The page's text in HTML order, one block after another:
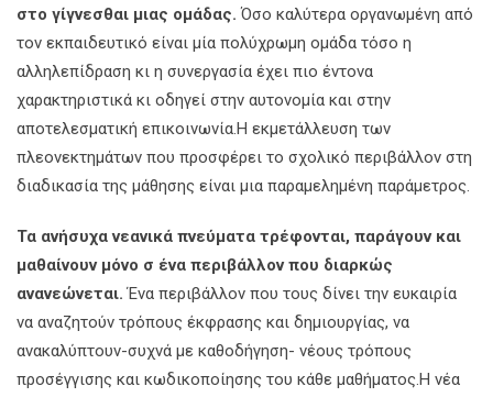
στο γίγνεσθαι μιας ομάδας. Όσο καλύτερα οργανωμένη από
τον εκπαιδευτικό είναι μία πολύχρωμη ομάδα τόσο η
αλληλεπίδραση κι η συνεργασία έχει πιο έντονα
χαρακτηριστικά κι οδηγεί στην αυτονομία και στην
αποτελεσματική επικοινωνία.Η εκμετάλλευση των
πλεονεκτημάτων που προσφέρει το σχολικό περιβάλλον στη
διαδικασία της μάθησης είναι μια παραμελημένη παράμετρος.
Τα ανήσυχα νεανικά πνεύματα τρέφονται, παράγουν και
μαθαίνουν μόνο σ ένα περιβάλλον που διαρκώς
ανανεώνεται. Ένα περιβάλλον που τους δίνει την ευκαιρία
να αναζητούν τρόπους έκφρασης και δημιουργίας, να
ανακαλύπτουν-συχνά με καθοδήγηση- νέους τρόπους
προσέγγισης και κωδικοποίησης του κάθε μαθήματος.Η νέα